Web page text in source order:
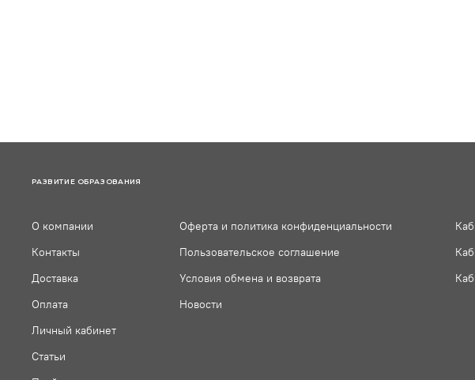
РАЗВИТИЕ ОБРАЗОВАНИЯ
О компании
Контакты
Доставка
Оплата
Личный кабинет
Статьи
Оферта и политика конфиденциальности
Пользовательское соглашение
Условия обмена и возврата
Новости